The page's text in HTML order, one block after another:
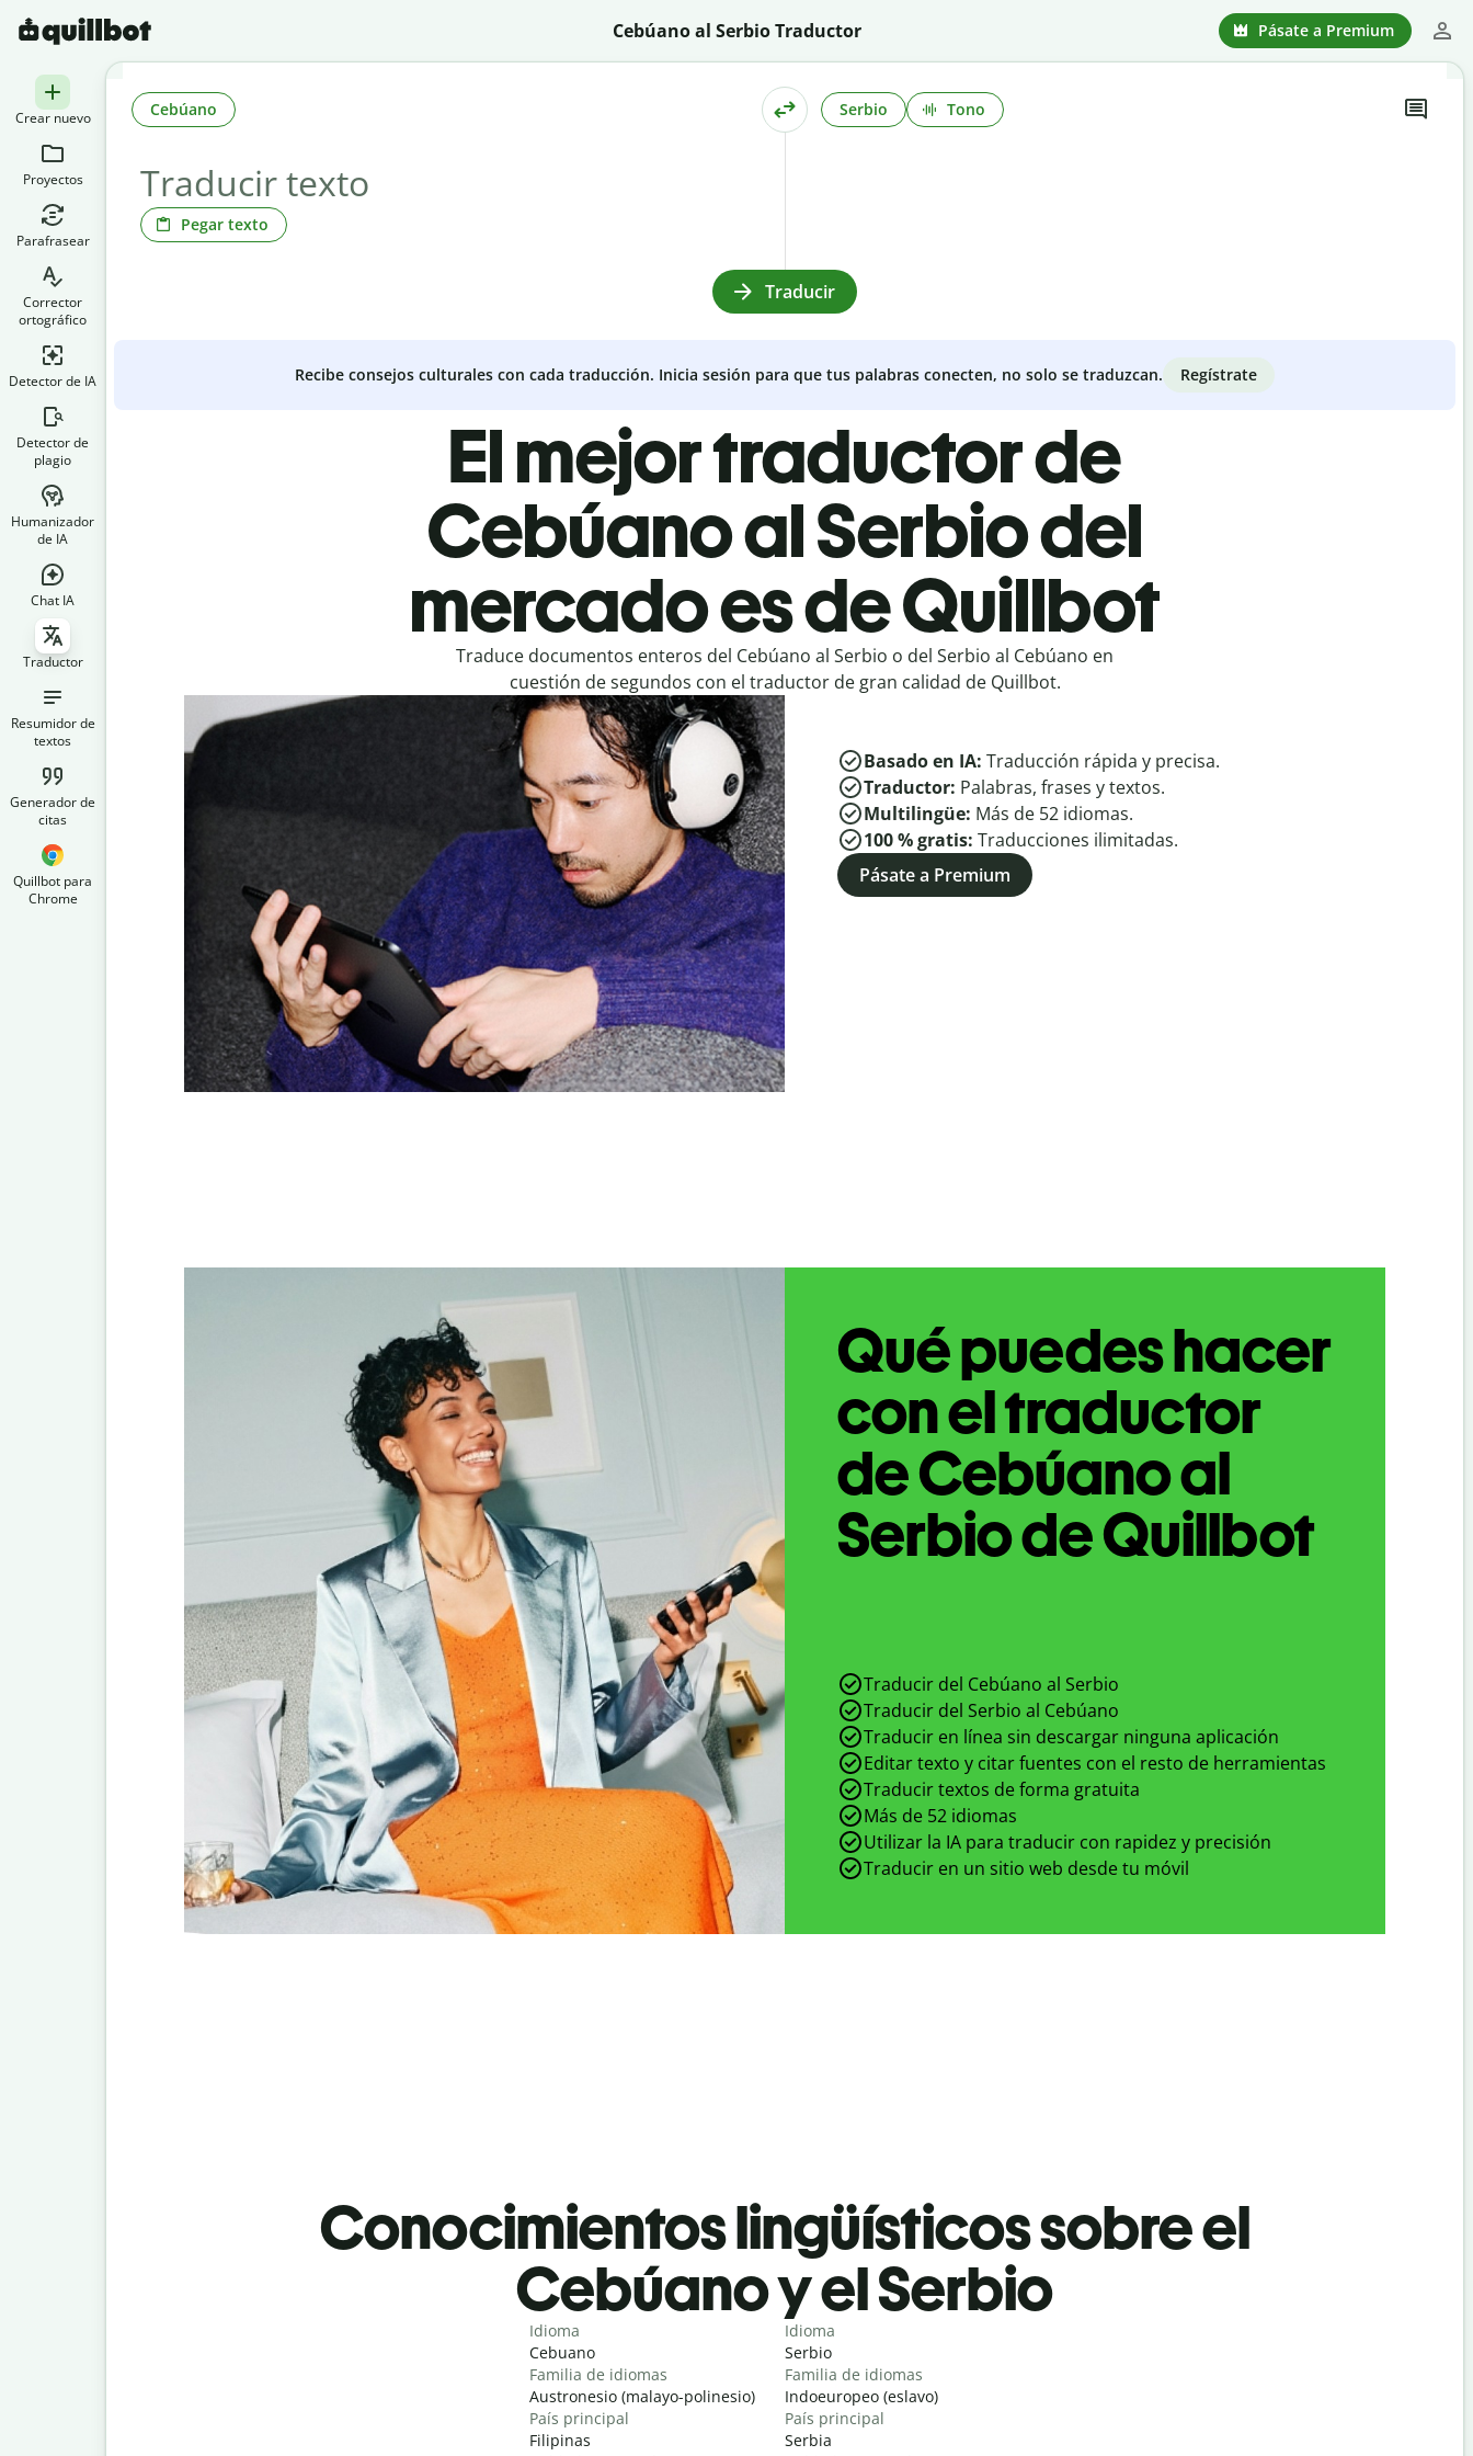
Cebúano al Serbio Traductor Pásate a Premium
Crear nuevo
Proyectos
Parafrasear
Corrector
ortográfico
Detector de IA
Detector de
plagio
Humanizador
de IA
Chat IA
Traductor
Resumidor de
textos
Generador de
citas
Quillbot para
Chrome
Pegar texto
Cebúano Serbio Tono
Traducir
Recibe consejos culturales con cada traducción. Inicia sesión para que tus palabras conecten, no solo se traduzcan. Regístrate
El mejor traductor de
Cebúano al Serbio del
mercado es de Quillbot
Traduce documentos enteros del Cebúano al Serbio o del Serbio al Cebúano en
cuestión de segundos con el traductor de gran calidad de Quillbot.
Basado en IA: Traducción rápida y precisa.
Traductor: Palabras, frases y textos.
Multilingüe: Más de 52 idiomas.
100 % gratis: Traducciones ilimitadas.
Pásate a Premium
Qué puedes hacer
con el traductor
de Cebúano al
Serbio de Quillbot
Traducir del Cebúano al Serbio
Traducir del Serbio al Cebúano
Traducir en línea sin descargar ninguna aplicación
Editar texto y citar fuentes con el resto de herramientas
Traducir textos de forma gratuita
Más de 52 idiomas
Utilizar la IA para traducir con rapidez y precisión
Traducir en un sitio web desde tu móvil
Conocimientos lingüísticos sobre el
Cebúano y el Serbio
Idioma
Cebuano
Familia de idiomas
Austronesio (malayo-polinesio)
País principal
Filipinas
Idioma
Serbio
Familia de idiomas
Indoeuropeo (eslavo)
País principal
Serbia